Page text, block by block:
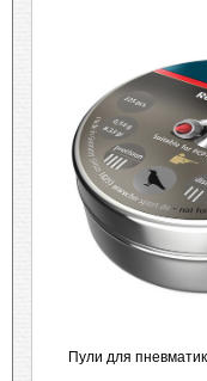
Пули для